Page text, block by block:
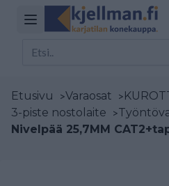
Etusivu >Varaosat >
3-piste nostolaite >
Nivelpää 25,7MM